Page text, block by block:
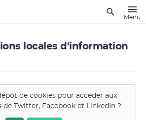
Menu
locales d'information
de cookies pour accéder aux
de Twitter, Facebook et LinkedIn ?